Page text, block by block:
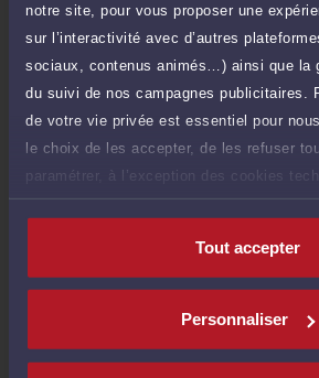
notre site, pour vous proposer une
sur l’interactivité avec d’autres
sociaux, contenus animés…) ainsi que la
du suivi de nos campagnes publicitaires.
de votre vie privée est essentiel pour
le choix de les accepter, de les refuser
paramétrer, à l’exception des cookies
nécessaires au fonctionnement du site.
Tout accepter
Personnaliser
Poser
Consultation écrite
Etude de votre dossier + possibilité
d'ajout d'une pièce jointe
Droit des sociétés